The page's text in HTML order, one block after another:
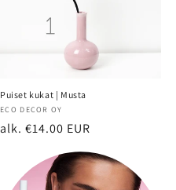
Puiset kukat | Musta
Myyjä:
ECO DECOR OY
Normaalihinta
alk. €14.00 EUR